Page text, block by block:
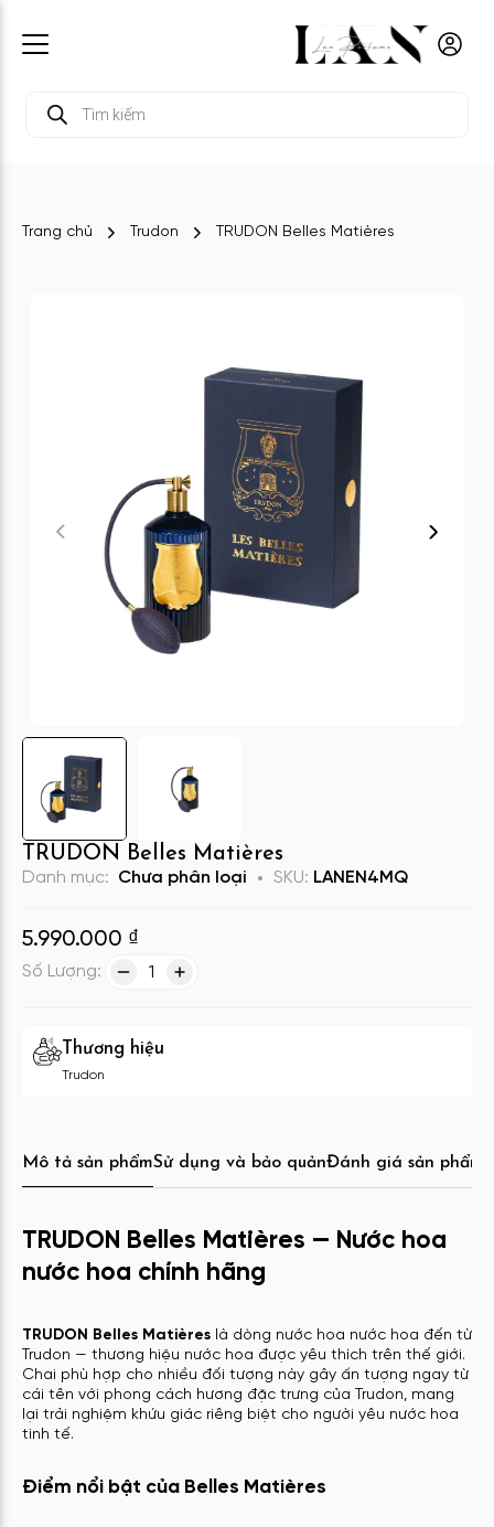
kiếm
Trang chủ Trudon TRUDON Belles Matières
TRUDON Belles Matières
Danh mục: Chưa phân loại SKU: LANEN4MQ
5.990.000 ₫
Số Lượng: 1
Thương hiệu
Trudon
Mô tả sản phẩmSử dụng và bảo quảnĐánh giá sản phẩm
TRUDON Belles Matières — Nước hoa
nước hoa chính hãng
TRUDON Belles Matières là dòng nước hoa nước hoa đến từ
Trudon — thương hiệu nước hoa được yêu thích trên thế giới.
Chai phù hợp cho nhiều đối tượng này gây ấn tượng ngay từ
cái tên với phong cách hương đặc trưng của Trudon, mang
lại trải nghiệm khứu giác riêng biệt cho người yêu nước hoa
tinh tế.
Điểm nổi bật của Belles Matières